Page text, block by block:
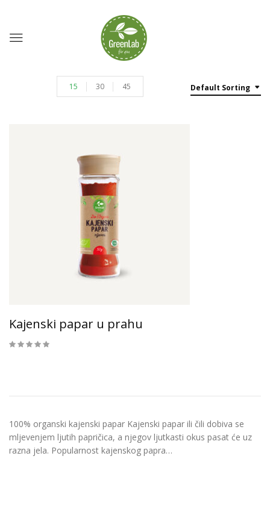
Default Sorting
15 30 45
Kajenski papar u prahu
100% organski kajenski papar Kajenski papar ili čili dobiva se
mljevenjem ljutih papričica, a njegov ljutkasti okus pasat će uz
razna jela. Popularnost kajenskog papra…